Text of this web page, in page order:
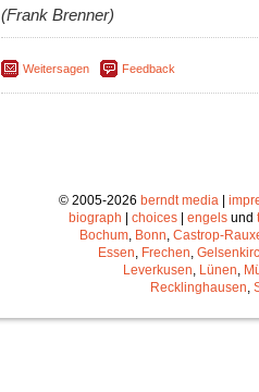
(Frank Brenner)
Weitersagen Feedback
© 2005-2026 berndt media|
biograph
choices engels und
Bochum, Bonn, Castrop-
Essen, Frechen,
Leverkusen, Lünen,
Recklinghausen,